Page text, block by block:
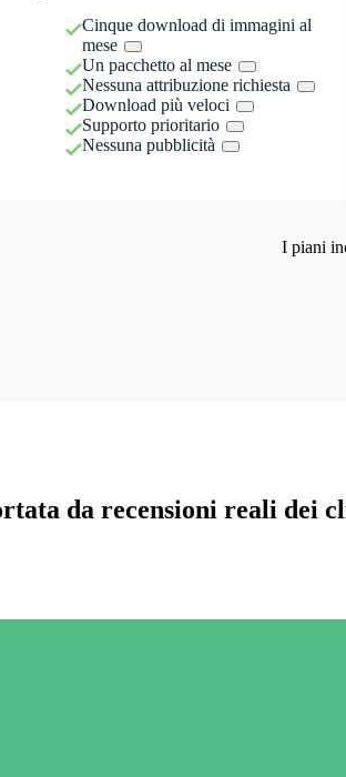
Cinque download di immagini al
mese
Un pacchetto al mese
Nessuna attribuzione richiesta
Download più veloci
Supporto prioritario
Nessuna pubblicità
I piani
da recensioni reali dei